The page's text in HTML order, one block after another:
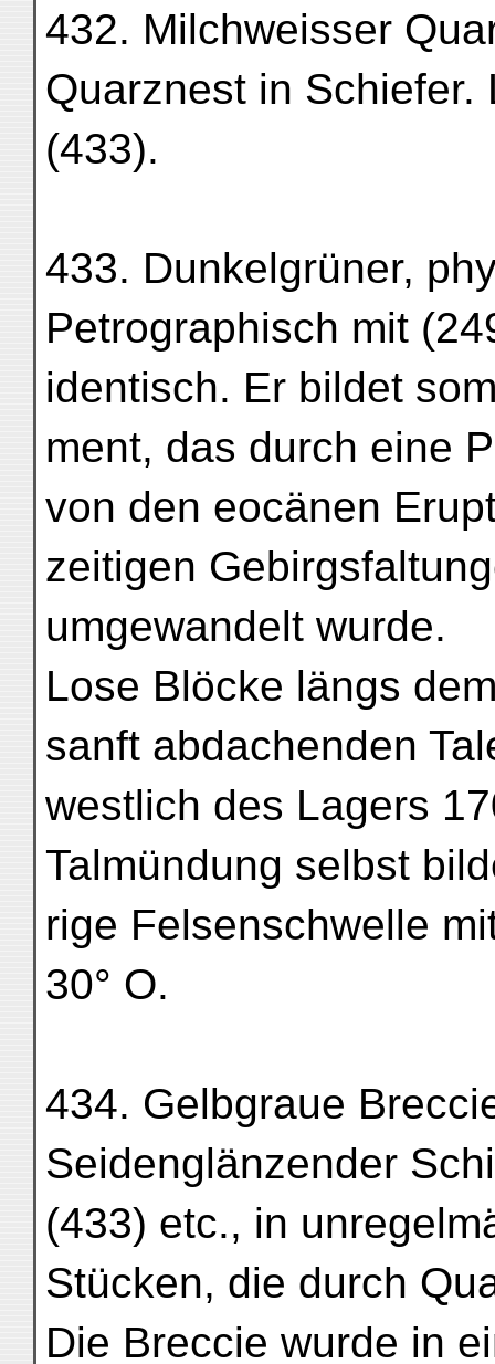
432. Milchweisser
Quarznest in
(433).
433. Dunkelgrüner,
Petrographisch mit
identisch. Er bildet
ment, das durch eine
von den eocänen
zeitigen
umgewandelt wurde.
Lose Blöcke längs
sanft abdachenden
westlich des Lagers
Talmündung selbst
rige Felsenschwelle
30° O.
434. Gelbgraue
Seidenglänzender
(433) etc., in
Stücken, die durch
Die Breccie wurde in